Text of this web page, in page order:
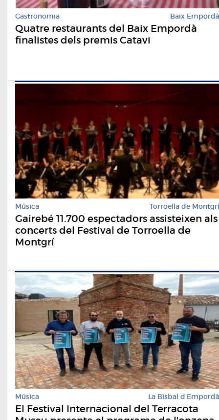
Gastronomia Baix Empordà
Quatre restaurants del Baix Empordà
finalistes dels premis Catavi
Música Torroella de Montgrí
Gairebé 11.700 espectadors assisteixen als
concerts del Festival de Torroella de
Montgrí
Música La Bisbal d'Empordà
El Festival Internacional del Terracota